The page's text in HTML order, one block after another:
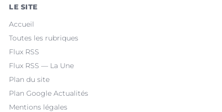
LE SITE
Accueil
Toutes les rubriques
Flux RSS
Flux RSS — La Une
Plan du site
Plan Google Actualités
Mentions légales